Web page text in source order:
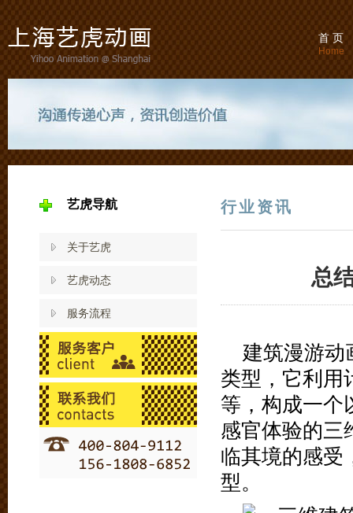
首 页
Home
艺虎导航
关于艺虎
艺虎动态
服务流程
行业资讯
总
建筑漫游动
类型，它利用
等，构成一个
感官体验的三
临其境的感受
型。